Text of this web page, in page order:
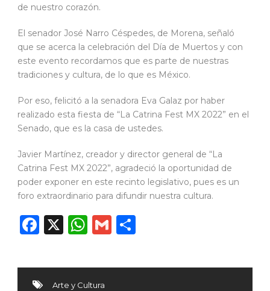
de nuestro corazón.
El senador José Narro Céspedes, de Morena, señaló
que se acerca la celebración del Día de Muertos y con
este evento recordamos que es parte de nuestras
tradiciones y cultura, de lo que es México.
Por eso, felicitó a la senadora Eva Galaz por haber
realizado esta fiesta de “La Catrina Fest MX 2022” en el
Senado, que es la casa de ustedes.
Javier Martínez, creador y director general de “La
Catrina Fest MX 2022”, agradeció la oportunidad de
poder exponer en este recinto legislativo, pues es un
foro extraordinario para difundir nuestra cultura.
Facebook
X WhatsApp
Gmail
Arte y Cultura